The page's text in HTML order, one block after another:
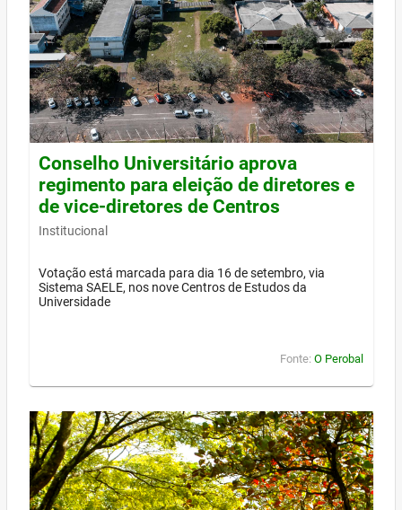
Conselho Universitário aprova
regimento para eleição de diretores e
de vice-diretores de Centros
Institucional
Votação está marcada para dia 16 de setembro, via
Sistema SAELE, nos nove Centros de Estudos da
Universidade
Fonte: O Perobal